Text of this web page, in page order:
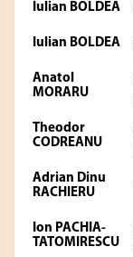
Iulian BOLDEA
Iulian BOLDEA
Anatol
MORARU
Theodor
CODREANU
Adrian Dinu
RACHIERU
Ion PACHIA-
TATOMIRESCU